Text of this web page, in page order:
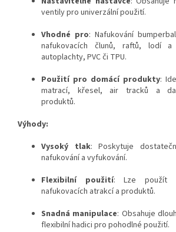
ventily pro univerzální použití.
Vhodné pro: Nafukování
nafukovacích člunů, raftů, lodí
autoplachty, PVC či TPU.
Použití pro domácí produkty:
matrací, křesel, air tracků a
produktů.
Výhody:
Vysoký tlak: Poskytuje
nafukování a vyfukování.
Flexibilní použití: Lze použít
nafukovacích atrakcí a produktů.
Snadná manipulace: Obsahuje
flexibilní hadici pro pohodlné použití.